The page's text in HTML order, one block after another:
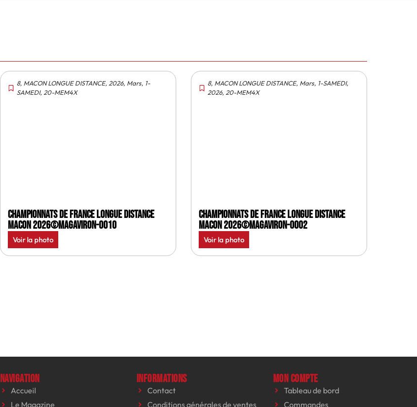
8, MACON LONGUE DISTANCE, 2026, Mars, 1-
SAMEDI, 20-MEM4X
Championnats de France longue distance
Macon 2026©MagAviron-0010
Voir la photo
8, MACON LONGUE DISTANCE, Mars, 1-SAMEDI,
2026, 20-MEM4X
Championnats de France longue distance
Macon 2026©MagAviron-0002
Voir la photo
Navigation
Accueil
Le Magazine
Informations
Contact
Conditions générales de ventes
Mon compte
Tableau de bord
Commandes